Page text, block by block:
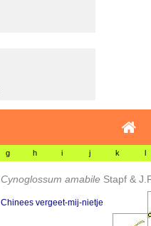
g h i j k l
Cynoglossum amabile Stapf &
Chinees vergeet-mij-nietje